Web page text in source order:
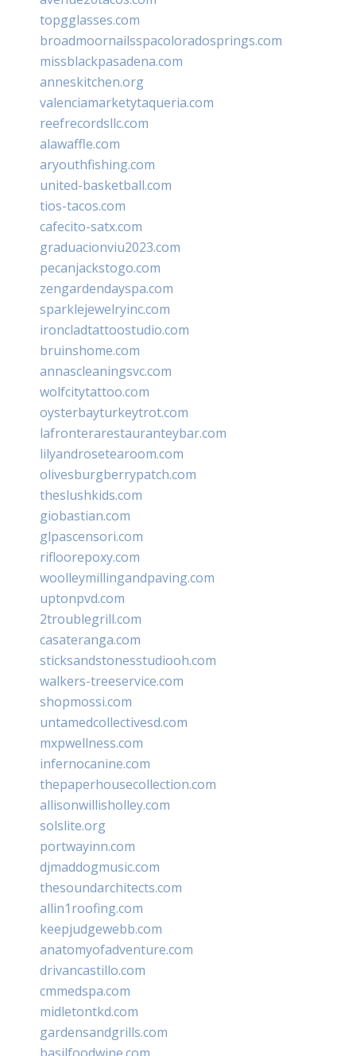
topgglasses.com
broadmoornailsspacoloradosprings.com
missblackpasadena.com
anneskitchen.org
valenciamarketytaqueria.com
reefrecordsllc.com
alawaffle.com
aryouthfishing.com
united-basketball.com
tios-tacos.com
cafecito-satx.com
graduacionviu2023.com
pecanjackstogo.com
zengardendayspa.com
sparklejewelryinc.com
ironcladtattoostudio.com
bruinshome.com
annascleaningsvc.com
wolfcitytattoo.com
oysterbayturkeytrot.com
lafronterarestauranteybar.com
lilyandrosetearoom.com
olivesburgberrypatch.com
theslushkids.com
giobastian.com
glpascensori.com
rifloorepoxy.com
woolleymillingandpaving.com
uptonpvd.com
2troublegrill.com
casateranga.com
sticksandstonesstudiooh.com
walkers-treeservice.com
shopmossi.com
untamedcollectivesd.com
mxpwellness.com
infernocanine.com
thepaperhousecollection.com
allisonwillisholley.com
solslite.org
portwayinn.com
djmaddogmusic.com
thesoundarchitects.com
allin1roofing.com
keepjudgewebb.com
anatomyofadventure.com
drivancastillo.com
cmmedspa.com
midletontkd.com
gardensandgrills.com